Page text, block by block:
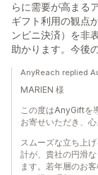
らに需要が高まる
ギフト利用の観点
ンビニ決済）を非
助かります。今後
AnyReach replied
MARIEN 様
この度はAnyGiftを
お寄せいただき、心
スムーズな立ち上
計が、貴社の円滑
ます。若年層のお